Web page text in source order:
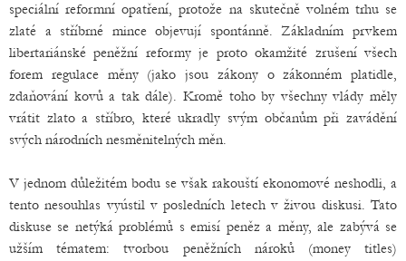
speciální reformní opatření, protože na skutečně volném trhu se
zlaté a stříbrné mince objevují spontánně. Základním prvkem
libertariánské peněžní reformy je proto okamžité zrušení všech
forem regulace měny (jako jsou zákony o zákonném platidle,
zdaňování kovů a tak dále). Kromě toho by všechny vlády měly
vrátit zlato a stříbro, které ukradly svým občanům při zavádění
svých národních nesměnitelných měn.
V jednom důležitém bodu se však rakouští ekonomové neshodli, a
tento nesouhlas vyústil v posledních letech v živou diskusi. Tato
diskuse se netýká problémů s emisí peněz a měny, ale zabývá se
užším tématem: tvorbou peněžních nároků (money titles)